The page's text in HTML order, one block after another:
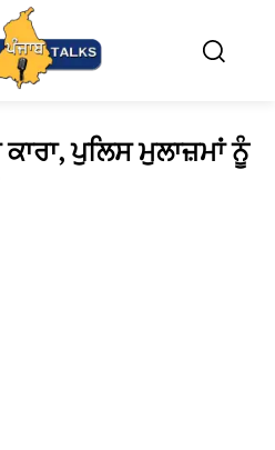
ਪੁਲਿਸ ਮੁਲਾਜ਼ਮਾਂ ਨੂੰ